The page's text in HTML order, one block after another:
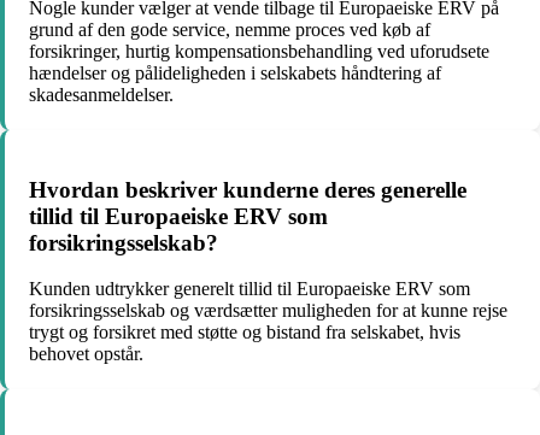
Nogle kunder vælger at vende tilbage til Europaeiske ERV på
grund af den gode service, nemme proces ved køb af
forsikringer, hurtig kompensationsbehandling ved uforudsete
hændelser og pålideligheden i selskabets håndtering af
skadesanmeldelser.
Hvordan beskriver kunderne deres generelle
tillid til Europaeiske ERV som
forsikringsselskab?
Kunden udtrykker generelt tillid til Europaeiske ERV som
forsikringsselskab og værdsætter muligheden for at kunne rejse
trygt og forsikret med støtte og bistand fra selskabet, hvis
behovet opstår.